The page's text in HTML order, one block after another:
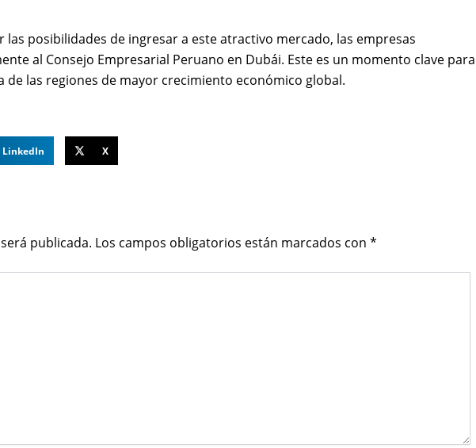
posibilidades de ingresar a este atractivo mercado, las empresas
al Consejo Empresarial Peruano en Dubái. Este es un momento clave para
de las regiones de mayor crecimiento económico global.
LinkedIn X
publicada. Los campos obligatorios están marcados con *